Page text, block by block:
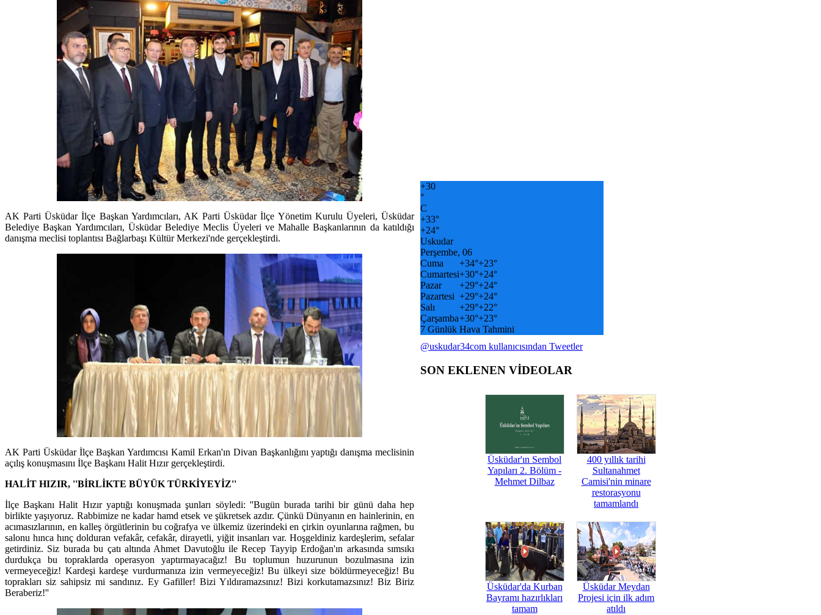
AK Parti Üsküdar İlçe Başkan Yardımcıları, AK Parti Üsküdar İlçe Yönetim Kurulu Üyeleri, Üsküdar
Belediye Başkan Yardımcıları, Üsküdar Belediye Meclis Üyeleri ve Mahalle Başkanlarının da katıldığı
danışma meclisi toplantısı Bağlarbaşı Kültür Merkezi'nde gerçekleştirdi.
AK Parti Üsküdar İlçe Başkan Yardımcısı Kamil Erkan'ın Divan Başkanlığını yaptığı danışma meclisinin
açılış konuşmasını İlçe Başkanı Halit Hızır gerçekleştirdi.
HALİT HIZIR, ''BİRLİKTE BÜYÜK TÜRKİYEYİZ''
İlçe Başkanı Halit Hızır yaptığı konuşmada şunları söyledi: ''Bugün burada tarihi bir günü daha hep
birlikte yaşıyoruz. Rabbimize ne kadar hamd etsek ve şükretsek azdır. Çünkü Dünyanın en hainlerinin, en
acımasızlarının, en kalleş örgütlerinin bu coğrafya ve ülkemiz üzerindeki en çirkin oyunlarına rağmen, bu
salonu hınca hınç dolduran vefakâr, cefakâr, dirayetli, yiğit insanları var. Hoşgeldiniz kardeşlerim, sefalar
getirdiniz. Siz burada bu çatı altında Ahmet Davutoğlu ile Recep Tayyip Erdoğan'ın arkasında sımsıkı
durdukça bu topraklarda operasyon yaptırmayacağız! Bu toplumun huzurunun bozulmasına izin
vermeyeceğiz! Kardeşi kardeşe vurdurmanıza izin vermeyeceğiz! Bu ülkeyi size böldürmeyeceğiz! Bu
toprakları siz sahipsiz mi sandınız. Ey Gafiller! Bizi Yıldıramazsınız! Bizi korkutamazsınız! Biz Biriz
Beraberiz!''
+30
°
C
+33°
+24°
Uskudar
Perşembe, 06
Cuma
+34°+23°
Cumartesi+30°+24°
Pazar
+29°+24°
Pazartesi +29°+24°
Salı
+29°+22°
Çarşamba+30°+23°
7 Günlük Hava Tahmini
@uskudar34com kullanıcısından Tweetler
SON EKLENEN VİDEOLAR
Üsküdar'ın Sembol
Yapıları 2. Bölüm -
Mehmet Dilbaz
400 yıllık tarihi
Sultanahmet
Camisi'nin minare
restorasyonu
tamamlandı
Üsküdar'da Kurban
Bayramı hazırlıkları
tamam
Üsküdar Meydan
Projesi için ilk adım
atıldı